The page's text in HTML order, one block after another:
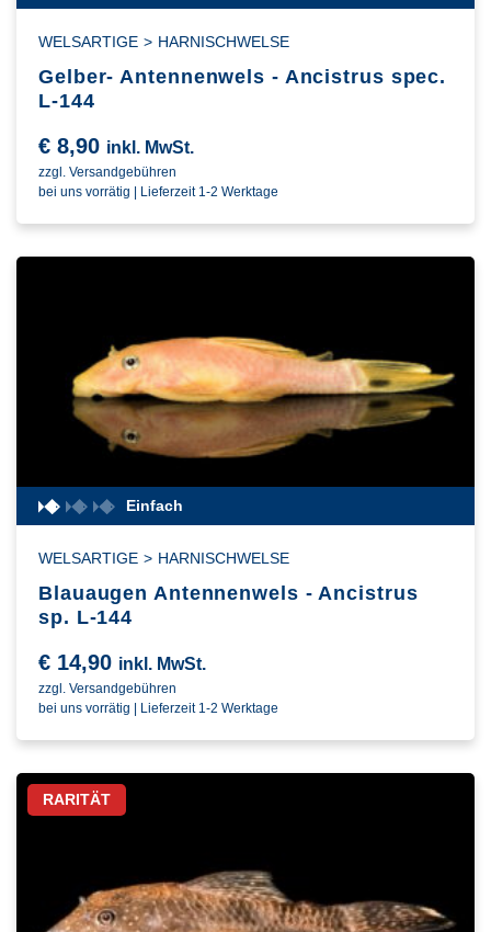
WELSARTIGE > HARNISCHWELSE
Gelber- Antennenwels - Ancistrus spec.
L-144
€ 8,90 inkl. MwSt.
zzgl. Versandgebühren
bei uns vorrätig | Lieferzeit 1-2 Werktage
Einfach
WELSARTIGE > HARNISCHWELSE
Blauaugen Antennenwels - Ancistrus
sp. L-144
€ 14,90 inkl. MwSt.
zzgl. Versandgebühren
bei uns vorrätig | Lieferzeit 1-2 Werktage
RARITÄT